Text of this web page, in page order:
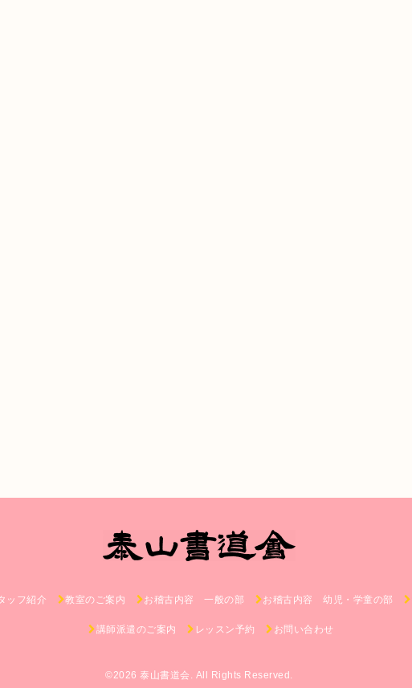
ッフ紹介 教室のご案内 お稽古内容 一般の部 お稽古内容 幼児・学童の部
講師派遣のご案内 レッスン予約 お問い合わせ
©2026泰山書道会 . All Rights Reserved.